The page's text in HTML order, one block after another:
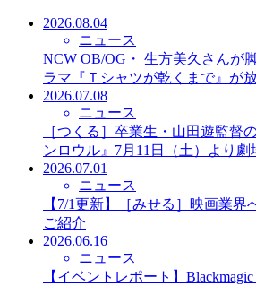
2026.08.04
ニュース
NCW OB/OG・ 生方美久さんが
ラマ『Ｔシャツが乾くまで』が
2026.07.08
ニュース
［つくる］卒業生・山田遊監督
ンロウル』7月11日（土）より劇
2026.07.01
ニュース
【7/1更新】［みせる］映画業
ご紹介
2026.06.16
ニュース
【イベントレポート】